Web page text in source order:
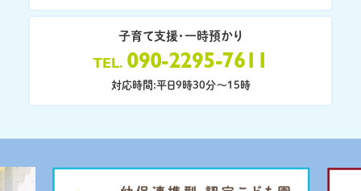
子育て支援・一時預かり
TEL 090-2295-7611
対応時間:平日9時30分〜15時